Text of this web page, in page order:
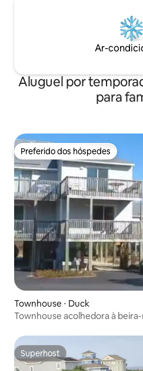
Ar-
Aluguel por
para
Preferido dos hóspedes
Preferido dos hóspedes
Townhouse ⋅ Duck
Townhouse acolhedora à
Superhost
Superhost